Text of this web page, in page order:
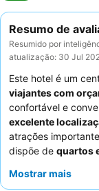
Resumo de
Resumido por
atualização: 30 Jul
Este hotel é um
viajantes com
confortável e
excelente
atrações
dispõe de quartos
hóspedes elogiam
Mostrar mais